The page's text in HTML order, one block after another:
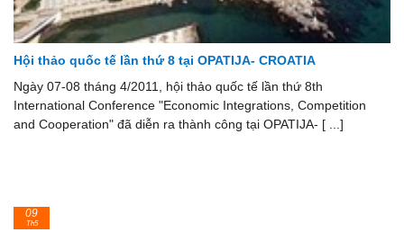
Hội thảo quốc tế lần thứ 8 tại OPATIJA- CROATIA
Ngày 07-08 tháng 4/2011, hội thảo quốc tế lần thứ 8th
International Conference "Economic Integrations, Competition
and Cooperation" đã diễn ra thành công tại OPATIJA- [ ...]
09
Th5